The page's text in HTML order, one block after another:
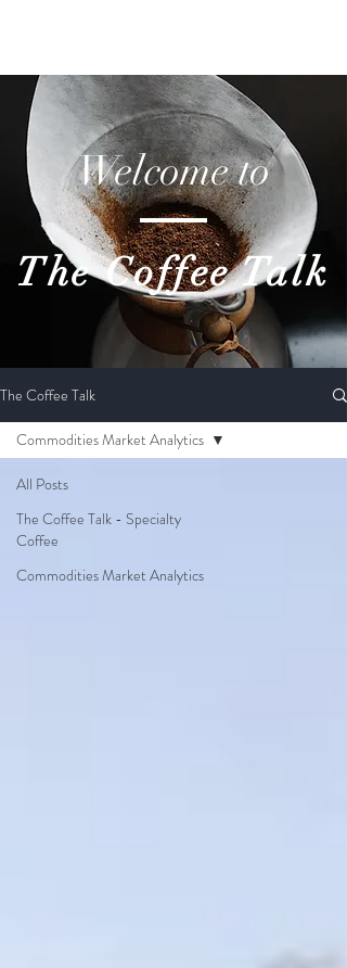
Welcome to
The Coffee Talk
The Coffee Talk
All Posts
The Coffee Talk - Specialty
Coffee
Commodities Market Analytics
Commodities Market Analytics